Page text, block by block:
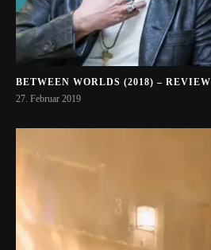
BETWEEN WORLDS (2018) – REVIEW
27. Februar 2019